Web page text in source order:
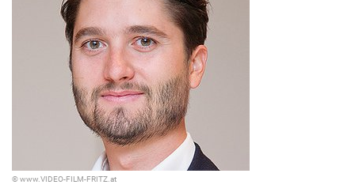
© www.VIDEO-FILM-FRITZ.at